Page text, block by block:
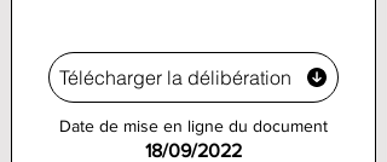
Télécharger la délibération
Date de mise en ligne du document
18/09/2022